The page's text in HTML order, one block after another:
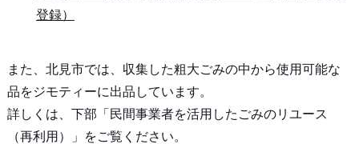
登録）
また、北見市では、収集した粗大ごみの中から使用可能な
品をジモティーに出品しています。
詳しくは、下部「民間事業者を活用したごみのリユース
（再利用）」をご覧ください。